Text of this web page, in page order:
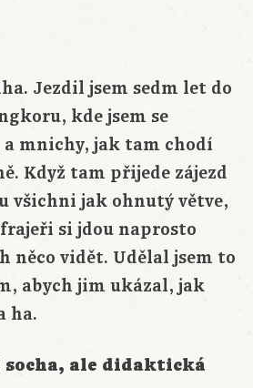
Jezdil jsem sedm let do
kde jsem se
mnichy, jak tam chodí
Když tam přijede zájezd
všichni jak ohnutý větve,
si jdou naprosto
něco vidět. Udělal jsem to
abych jim ukázal, jak
ha.
socha, ale didaktická